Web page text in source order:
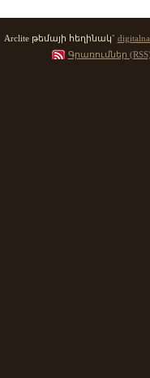
Arclite թեմայի հեղինակ`
Գրառումներ